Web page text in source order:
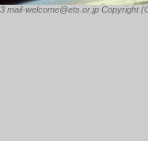
mail-welcome@ets.or.jp Copyright